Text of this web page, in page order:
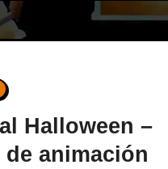
Halloween –
de animación